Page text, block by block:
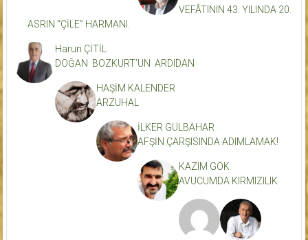
VEFÂTININ 43. YILINDA 20.
ASRIN “ÇİLE” HARMANI.
Harun ÇİTİL
DOĞAN BOZKURT’UN ARDIDAN
HAŞİM KALENDER
ARZUHAL
İLKER GÜLBAHAR
AFŞİN ÇARŞISINDA ADIMLAMAK!
KAZIM GÖK
AVUCUMDA KIRMIZILIK